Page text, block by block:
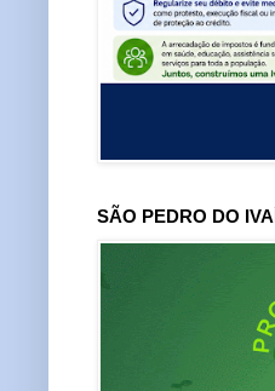
SÃO PEDRO DO IVAÍ